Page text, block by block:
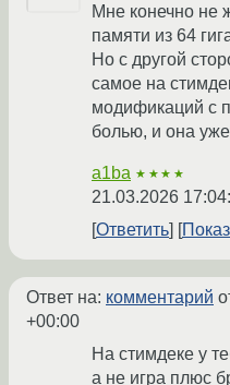
Мне конечно не
памяти из 64
Но с другой
самое на
модификаций с
болью, и она уже
a1ba ★★★★
21.03.2026
Ответить
Ответ на: комментарий
+00:00
На стимдеке у
а не игра плюс